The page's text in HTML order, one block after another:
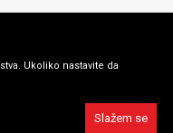
Ukoliko nastavite da
Slažem se